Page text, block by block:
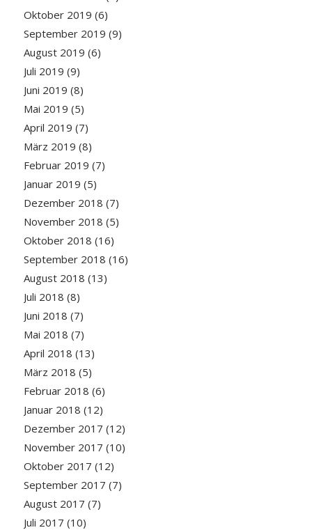
Oktober 2019 (6)
September 2019 (9)
August 2019 (6)
Juli 2019 (9)
Juni 2019 (8)
Mai 2019 (5)
April 2019 (7)
März 2019 (8)
Februar 2019 (7)
Januar 2019 (5)
Dezember 2018 (7)
November 2018 (5)
Oktober 2018 (16)
September 2018 (16)
August 2018 (13)
Juli 2018 (8)
Juni 2018 (7)
Mai 2018 (7)
April 2018 (13)
März 2018 (5)
Februar 2018 (6)
Januar 2018 (12)
Dezember 2017 (12)
November 2017 (10)
Oktober 2017 (12)
September 2017 (7)
August 2017 (7)
Juli 2017 (10)